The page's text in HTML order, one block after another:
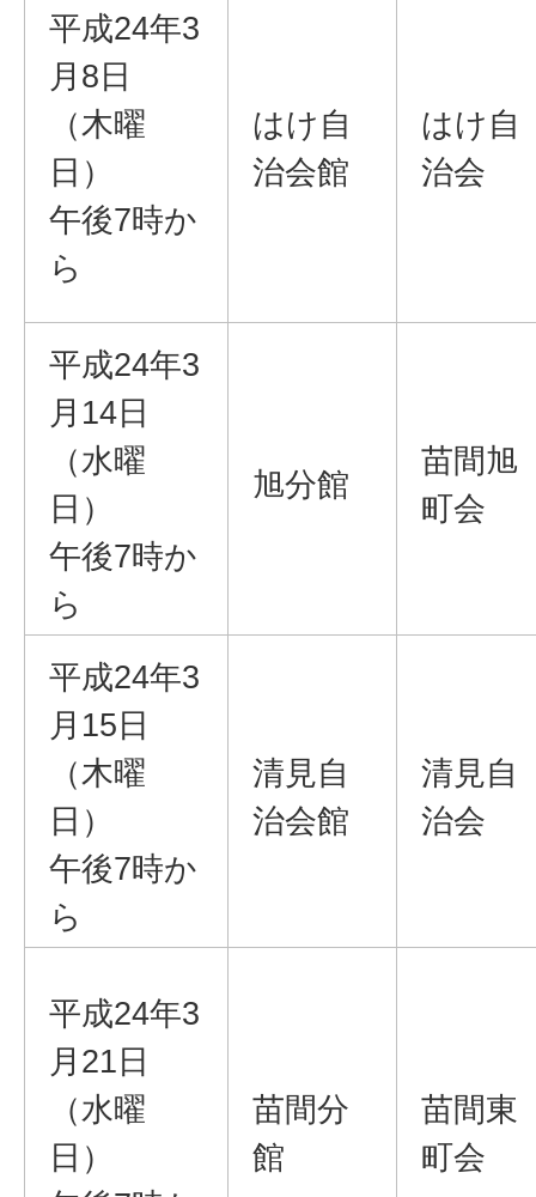
平成24年3
月8日
（木曜
日）
午後7時か
ら
はけ自
治会館
はけ自
治会
平成24年3
月14日
（水曜
日）
午後7時か
ら
旭分館
苗間旭
町会
平成24年3
月15日
（木曜
日）
午後7時か
ら
清見自
治会館
清見自
治会
平成24年3
月21日
（水曜
日）
苗間分
館
苗間東
町会